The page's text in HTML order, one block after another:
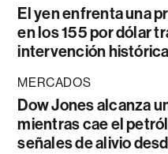
El yen enfrenta una
en los 155 por dólar
intervención histórica
MERCADOS
Dow Jones alcanza
mientras cae el
señales de alivio